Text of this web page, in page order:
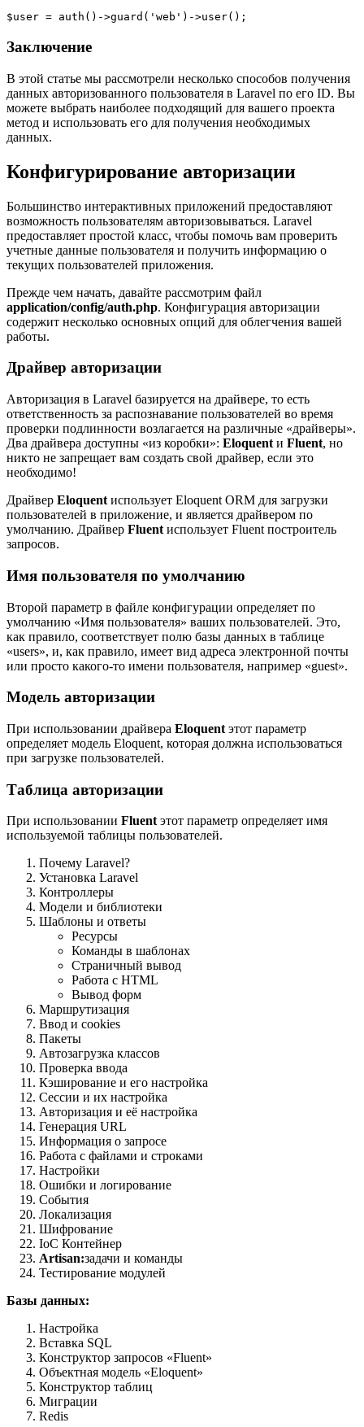
$user = auth()->guard('web')->user();
Заключение
В этой статье мы рассмотрели несколько способов получения
данных авторизованного пользователя в Laravel по его ID. Вы
можете выбрать наиболее подходящий для вашего проекта
метод и использовать его для получения необходимых
данных.
Конфигурирование авторизации
Большинство интерактивных приложений предоставляют
возможность пользователям авторизовываться. Laravel
предоставляет простой класс, чтобы помочь вам проверить
учетные данные пользователя и получить информацию о
текущих пользователей приложения.
Прежде чем начать, давайте рассмотрим файл
application/config/auth.php. Конфигурация авторизации
содержит несколько основных опций для облегчения вашей
работы.
Драйвер авторизации
Авторизация в Laravel базируется на драйвере, то есть
ответственность за распознавание пользователей во время
проверки подлинности возлагается на различные «драйверы».
Два драйвера доступны «из коробки»: Eloquent и Fluent, но
никто не запрещает вам создать свой драйвер, если это
необходимо!
Драйвер Eloquent использует Eloquent ORM для загрузки
пользователей в приложение, и является драйвером по
умолчанию. Драйвер Fluent использует Fluent построитель
запросов.
Имя пользователя по умолчанию
Второй параметр в файле конфигурации определяет по
умолчанию «Имя пользователя» ваших пользователей. Это,
как правило, соответствует полю базы данных в таблице
«users», и, как правило, имеет вид адреса электронной почты
или просто какого-то имени пользователя, например «guest».
Модель авторизации
При использовании драйвера Eloquent этот параметр
определяет модель Eloquent, которая должна использоваться
при загрузке пользователей.
Таблица авторизации
При использовании Fluent этот параметр определяет имя
используемой таблицы пользователей.
Почему Laravel?
Установка Laravel
Контроллеры
Модели и библиотеки
Шаблоны и ответы
Ресурсы
Команды в шаблонах
Страничный вывод
Работа с HTML
Вывод форм
Маршрутизация
Ввод и cookies
Пакеты
Автозагрузка классов
Проверка ввода
Кэширование и его настройка
Сессии и их настройка
Авторизация и её настройка
Генерация URL
Информация о запросе
Работа с файлами и строками
Настройки
Ошибки и логирование
События
Локализация
Шифрование
IoC Контейнер
Artisan:задачи и команды
Тестирование модулей
Базы данных:
Настройка
Вставка SQL
Конструктор запросов «Fluent»
Объектная модель «Eloquent»
Конструктор таблиц
Миграции
Redis